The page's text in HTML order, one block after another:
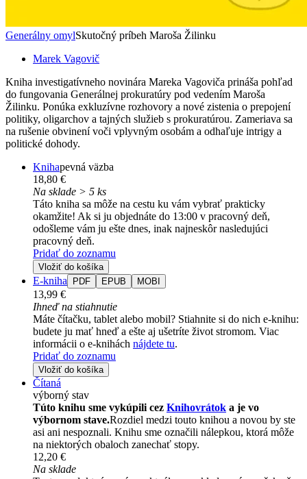
Generálny omylSkutočný príbeh Maroša Žilinku
Marek Vagovič
Kniha investigatívneho novinára Mareka Vagoviča prináša pohľad
do fungovania Generálnej prokuratúry pod vedením Maroša
Žilinku. Ponúka exkluzívne rozhovory a nové zistenia o prepojení
politiky, oligarchov a tajných služieb s prokuratúrou. Zameriava sa
na rušenie obvinení voči vplyvným osobám a odhaľuje intrigy a
politické dohody.
Knihapevná väzba
18,80 €
Na sklade > 5 ks
Táto kniha sa môže na cestu ku vám vybrať prakticky
okamžite! Ak si ju objednáte do 13:00 v pracovný deň,
odošleme vám ju ešte dnes, inak najneskôr nasledujúci
pracovný deň.
Pridať do zoznamu
Vložiť do košíka
E-kniha PDF EPUB MOBI
13,99 €
Ihneď na stiahnutie
Máte čítačku, tablet alebo mobil? Stiahnite si do nich e-knihu:
budete ju mať hneď a ešte aj ušetríte život stromom. Viac
informácii o e-knihách nájdete tu.
Pridať do zoznamu
Vložiť do košíka
Čítaná
výborný stav
Túto knihu sme vykúpili cez Knihovrátok a je vo
výbornom stave.Rozdiel medzi touto knihou a novou by ste
asi ani nespoznali. Knihu sme označili nálepkou, ktorá môže
na niektorých obaloch zanechať stopy.
12,20 €
Na sklade